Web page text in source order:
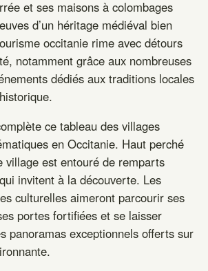
et ses maisons à colombages
d’un héritage médiéval bien
occitanie rime avec détours
notamment grâce aux nombreuses
dédiés aux traditions locales
ce tableau des villages
en Occitanie. Haut perché
village est entouré de remparts
invitent à la découverte. Les
culturelles aimeront parcourir ses
portes fortifiées et se laisser
panoramas exceptionnels offerts sur